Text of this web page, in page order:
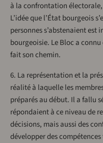
à la confrontation
L’idée que l’État bourgeois
personnes s’abstenaient est
bourgeoisie. Le Bloc a
fait son chemin.
6. La représentation et la
réalité à laquelle les
préparés au début. Il a fallu
répondaient à ce niveau de
décisions, mais aussi des
développer des